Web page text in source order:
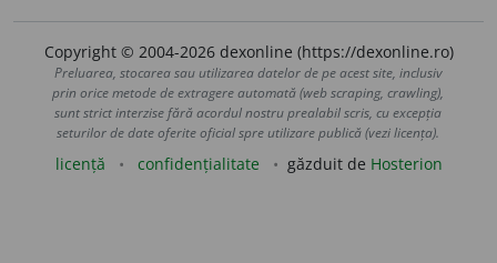
Copyright © 2004-2026 dexonline (https://dexonline.ro)
Preluarea, stocarea sau utilizarea datelor de pe acest site, inclusiv
prin orice metode de extragere automată (web scraping, crawling),
sunt strict interzise fără acordul nostru prealabil scris, cu excepția
seturilor de date oferite oficial spre utilizare publică (vezi licența).
licență confidențialitate găzduit de Hosterion